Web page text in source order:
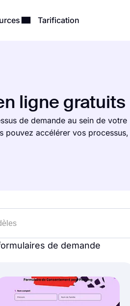
Tarification
ligne gratuits
de demande au sein de votre
pouvez accélérer vos processus,
de demande